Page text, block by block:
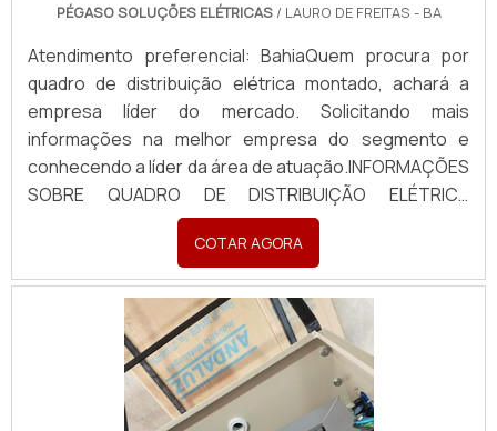
PÉGASO SOLUÇÕES ELÉTRICAS / LAURO DE FREITAS - BA
Atendimento preferencial: BahiaQuem procura por
quadro de distribuição elétrica montado, achará a
empresa líder do mercado. Solicitando mais
informações na melhor empresa do segmento e
conhecendo a líder da área de atuação.INFORMAÇÕES
SOBRE QUADRO DE DISTRIBUIÇÃO ELÉTRICA
MONTADOQuem busca por quadro de distribuição
elétrica montado em uma empresa inovadora,
descobre a Pégaso Soluções Elétricas. Uma empresa
com alto know-how em banco de...
COTAR AGORA